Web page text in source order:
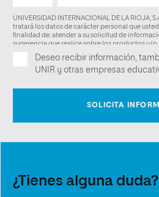
¿Tienes alguna duda?